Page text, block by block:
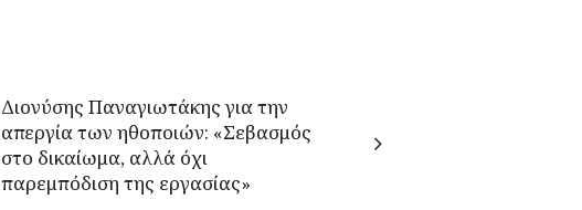
Διονύσης Παναγιωτάκης για την
απεργία των ηθοποιών: «Σεβασμός
στο δικαίωμα, αλλά όχι
παρεμπόδιση της εργασίας»